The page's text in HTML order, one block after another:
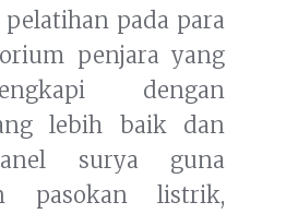
pada para
penjara yang
dengan
lebih baik dan
surya guna
pasokan listrik,